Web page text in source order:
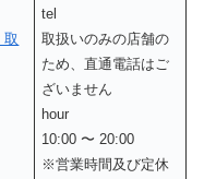
取
tel
取扱いのみの店舗の
ため、直通電話はご
ざいません
hour
10:00 〜 20:00
※営業時間及び定休